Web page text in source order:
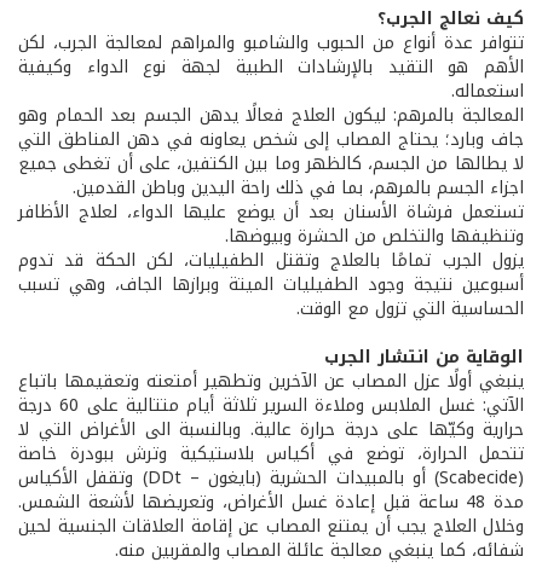
كيف نعالج الجرب؟
تتوافر عدة أنواع من الحبوب والشامبو والمراهم لمعالجة الجرب، لكن
الأهم هو التقيد بالإرشادات الطبية لجهة نوع الدواء وكيفية
استعماله.
المعالجة بالمرهم: ليكون العلاج فعالًا يدهن الجسم بعد الحمام وهو
جاف وبارد؛ يحتاج المصاب إلى شخص يعاونه في دهن المناطق التي
لا يطالها من الجسم، كالظهر وما بين الكتفين، على أن تغطى جميع
اجزاء الجسم بالمرهم، بما في ذلك راحة اليدين وباطن القدمين.
تستعمل فرشاة الأسنان بعد أن يوضع عليها الدواء، لعلاج الأظافر
وتنظيفها والتخلص من الحشرة وبيوضها.
يزول الجرب تمامًا بالعلاج وتقتل الطفيليات، لكن الحكة قد تدوم
أسبوعين نتيجة وجود الطفيليات الميتة وبرازها الجاف، وهي تسبب
الحساسية التي تزول مع الوقت.
الوقاية من انتشار الجرب
ينبغي أولًا عزل المصاب عن الآخرين وتطهير أمتعته وتعقيمها باتباع
الآتي: غسل الملابس وملاءة السرير ثلاثة أيام متتالية على 60 درجة
حرارية وكيّها على درجة حرارة عالية. وبالنسبة الى الأغراض التي لا
تتحمل الحرارة، توضع في أكياس بلاستيكية وترش ببودرة خاصة
(Scabecide) أو بالمبيدات الحشرية (بايغون – DDt) وتقفل الأكياس
مدة 48 ساعة قبل إعادة غسل الأغراض، وتعريضها لأشعة الشمس.
وخلال العلاج يجب أن يمتنع المصاب عن إقامة العلاقات الجنسية لحين
شفائه، كما ينبغي معالجة عائلة المصاب والمقربين منه.